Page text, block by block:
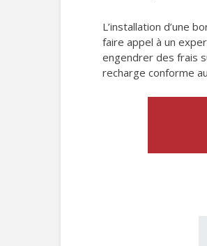
L’installation d’une
faire appel à un
engendrer des frais
recharge conforme